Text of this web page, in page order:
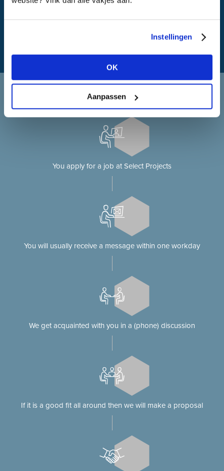
Instellingen
OK
Aanpassen
What is my travel time?
Applying at Select Projects
Applying for a job on our website?
You apply for a job at Select Projects
You will usually receive a message within one workday
We get acquainted with you in a (phone) discussion
If it is a good fit all around then we will make a proposal